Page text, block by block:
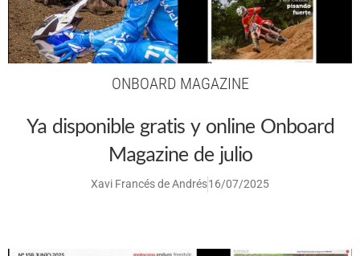
ONBOARD MAGAZINE
Ya disponible gratis y online Onboard
Magazine de julio
Xavi Francés de Andrés16/07/2025